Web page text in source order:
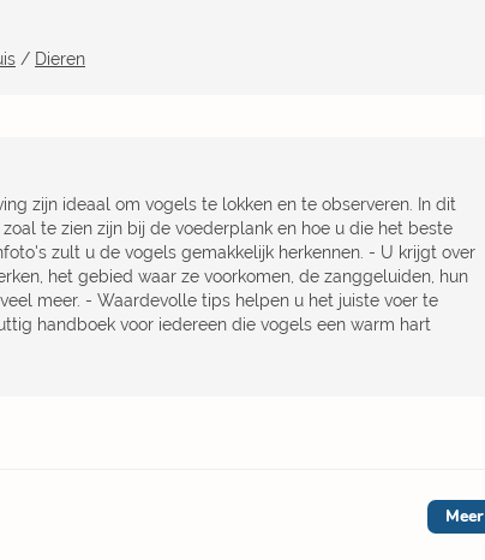
/ Dieren
zijn ideaal om vogels te lokken en te observeren. In dit
te zien zijn bij de voederplank en hoe u die het beste
zult u de vogels gemakkelijk herkennen. - U krijgt over
het gebied waar ze voorkomen, de zanggeluiden, hun
meer. - Waardevolle tips helpen u het juiste voer te
handboek voor iedereen die vogels een warm hart
Meer